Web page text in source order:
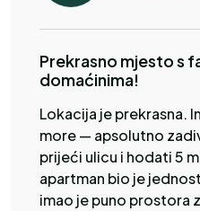
Prekrasno mjesto s
domaćinima!
Lokacija je prekrasna.
more — apsolutno
prijeći ulicu i hodati 5
apartman bio je
imao je puno prostora